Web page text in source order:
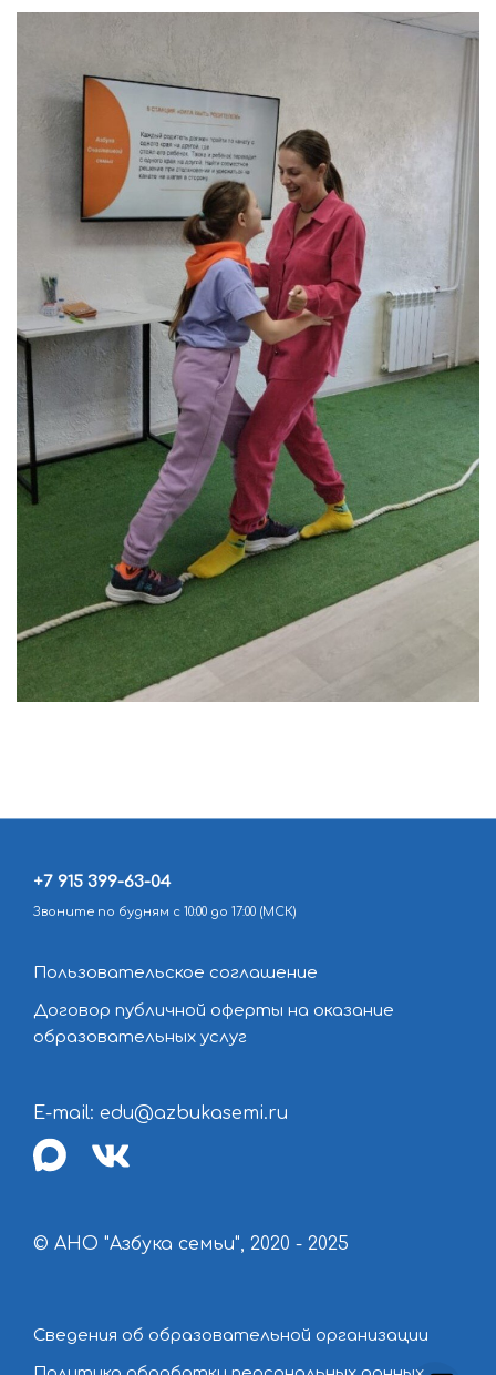
+7 915 399-63-04
Звоните по будням с 10:00 до 17:00 (МСК)
Пользовательское соглашение
Договор публичной оферты на оказание
образовательных услуг
E-mail: edu@azbukasemi.ru
max vk
© АНО "Азбука семьи", 2020 - 2025
Сведения об образовательной организации